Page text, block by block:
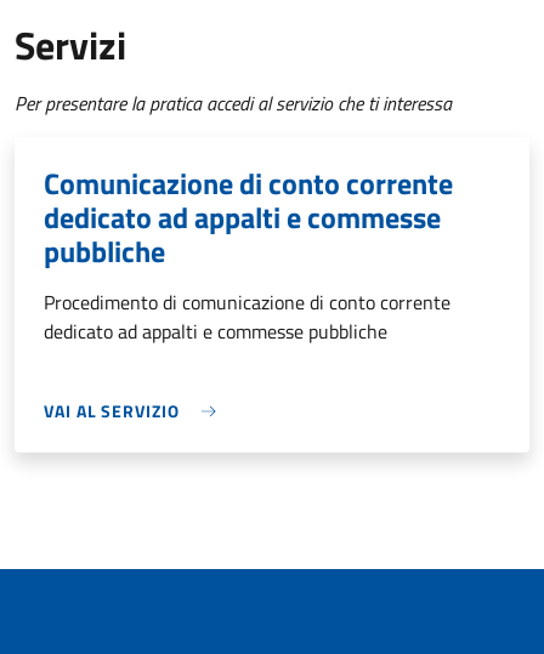
Servizi
Per presentare la pratica accedi al servizio che ti interessa
Comunicazione di conto corrente
dedicato ad appalti e commesse
pubbliche
Procedimento di comunicazione di conto corrente
dedicato ad appalti e commesse pubbliche
VAI AL SERVIZIO